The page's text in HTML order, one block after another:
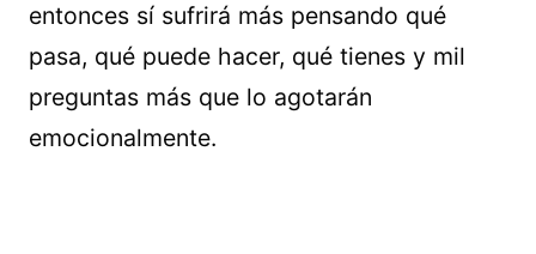
entonces sí sufrirá más pensando qué
pasa, qué puede hacer, qué tienes y mil
preguntas más que lo agotarán
emocionalmente.